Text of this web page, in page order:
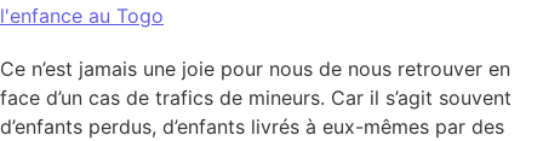
l'enfance au Togo
Ce n’est jamais une joie pour nous de nous retrouver en
face d’un cas de trafics de mineurs. Car il s’agit souvent
d’enfants perdus, d’enfants livrés à eux-mêmes par des